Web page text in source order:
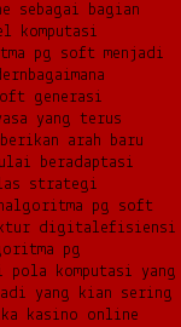
sebagai bagian
komputasi
pg soft menjadi
bagaimana
generasi
yang terus
arah baru
beradaptasi
strategi
algoritma pg soft
digitalefisiensi
pg
komputasi yang
yang kian sering
kasino online